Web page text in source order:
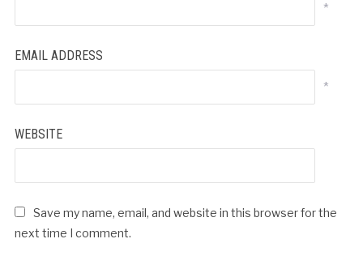
*
EMAIL ADDRESS
*
WEBSITE
Save my name, email, and website in this browser for the
next time I comment.